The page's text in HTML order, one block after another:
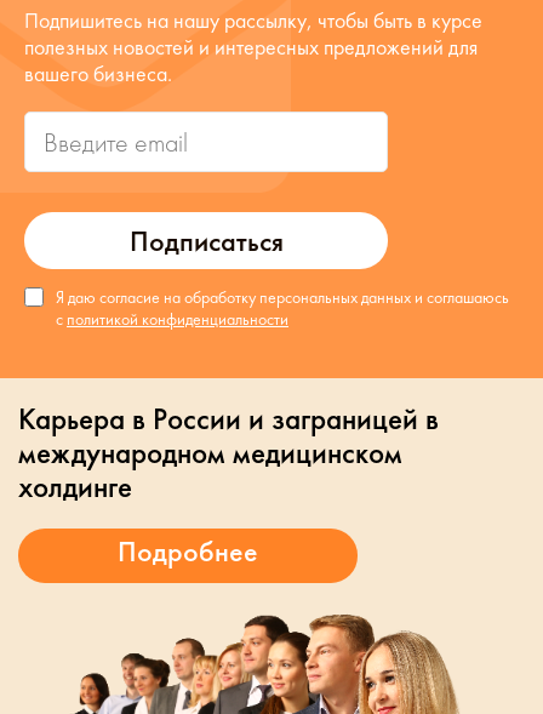
Подписаться
Подпишитесь на нашу рассылку, чтобы быть в курсе
полезных новостей и интересных предложений для
вашего бизнеса.
Я даю согласие на обработку персональных данных и соглашаюсь
с политикой конфиденциальности
Карьера в России и заграницей в
международном медицинском
холдинге